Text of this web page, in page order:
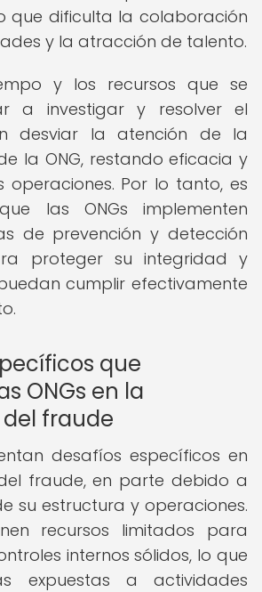
que dificulta la colaboración
y la atracción de talento.
y los recursos que se
a investigar y resolver el
desviar la atención de la
la ONG, restando eficacia y
operaciones. Por lo tanto, es
las ONGs implementen
de prevención y detección
proteger su integridad y
cumplir efectivamente
que
ONGs en la
fraude
desafíos específicos en
fraude, en parte debido a
su estructura y operaciones.
recursos limitados para
internos sólidos, lo que
expuestas a actividades